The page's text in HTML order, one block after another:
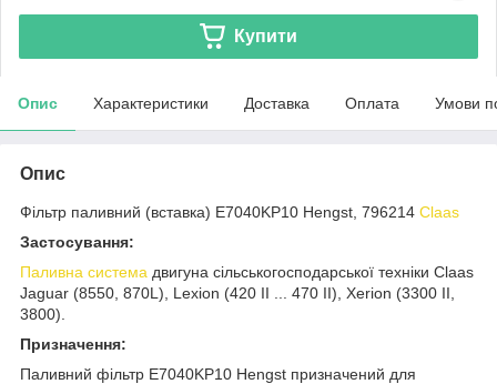
Купити
Опис Характеристики Доставка Оплата Умови
Опис
Фільтр паливний (вставка) E7040KP10 Hengst, 796214 Claas
Застосування:
Паливна система двигуна сільськогосподарської техніки Claas
Jaguar (8550, 870L), Lexion (420 II ... 470 II), Xerion (3300 II,
3800).
Призначення:
Паливний фільтр E7040KP10 Hengst призначений для